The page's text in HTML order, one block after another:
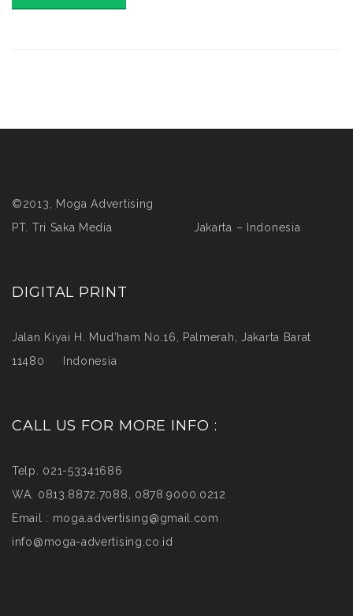
©2013, Moga Advertising
PT. Tri Saka Media Jakarta – Indonesia
DIGITAL PRINT
Jalan Kiyai H. Mud’ham No.16, Palmerah, Jakarta Barat
11480 Indonesia
CALL US FOR MORE INFO :
Telp. 021-53341686
WA. 0813.8872.7088, 0878.9000.0212
Email : moga.advertising@gmail.com
info@moga-advertising.co.id